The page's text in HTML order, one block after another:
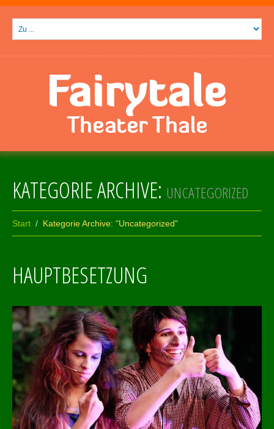
KATEGORIE ARCHIVE: UNCATEGORIZED
Start Kategorie Archive: "Uncategorized"
HAUPTBESETZUNG